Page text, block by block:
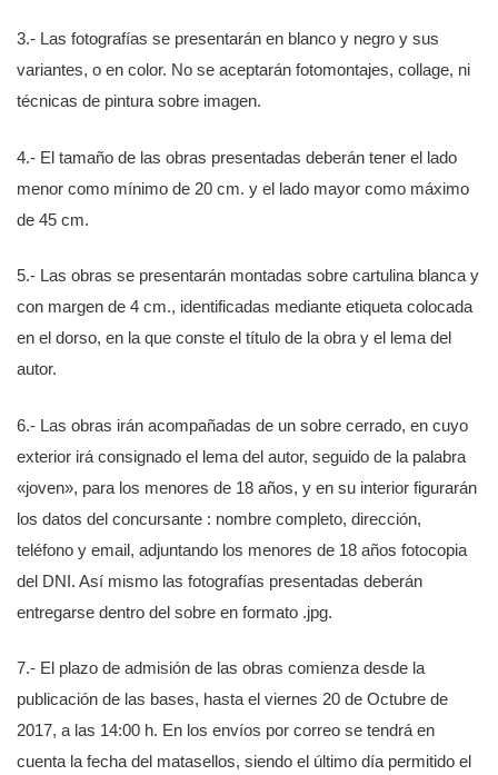
3.- Las fotografías se presentarán en blanco y negro y sus
variantes, o en color. No se aceptarán fotomontajes, collage, ni
técnicas de pintura sobre imagen.
4.- El tamaño de las obras presentadas deberán tener el lado
menor como mínimo de 20 cm. y el lado mayor como máximo
de 45 cm.
5.- Las obras se presentarán montadas sobre cartulina blanca y
con margen de 4 cm., identificadas mediante etiqueta colocada
en el dorso, en la que conste el título de la obra y el lema del
autor.
6.- Las obras irán acompañadas de un sobre cerrado, en cuyo
exterior irá consignado el lema del autor, seguido de la palabra
«joven», para los menores de 18 años, y en su interior figurarán
los datos del concursante : nombre completo, dirección,
teléfono y email, adjuntando los menores de 18 años fotocopia
del DNI. Así mismo las fotografías presentadas deberán
entregarse dentro del sobre en formato .jpg.
7.- El plazo de admisión de las obras comienza desde la
publicación de las bases, hasta el viernes 20 de Octubre de
2017, a las 14:00 h. En los envíos por correo se tendrá en
cuenta la fecha del matasellos, siendo el último día permitido el